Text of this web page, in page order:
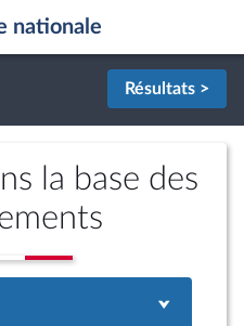
nationale
Résultats >
la base des